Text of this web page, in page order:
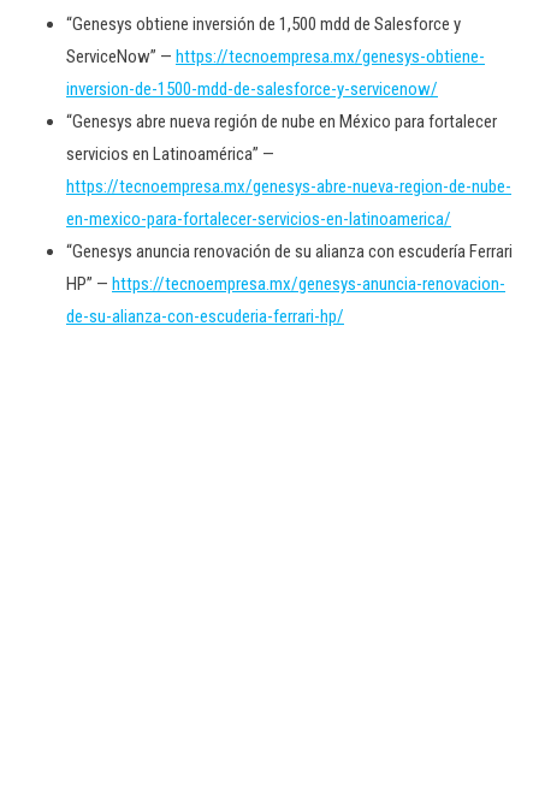
“Genesys obtiene inversión de 1,500 mdd de Salesforce y
ServiceNow” — https://tecnoempresa.mx/genesys-obtiene-
inversion-de-1500-mdd-de-salesforce-y-servicenow/
“Genesys abre nueva región de nube en México para fortalecer
servicios en Latinoamérica” —
https://tecnoempresa.mx/genesys-abre-nueva-region-de-nube-
en-mexico-para-fortalecer-servicios-en-latinoamerica/
“Genesys anuncia renovación de su alianza con escudería Ferrari
HP” — https://tecnoempresa.mx/genesys-anuncia-renovacion-
de-su-alianza-con-escuderia-ferrari-hp/